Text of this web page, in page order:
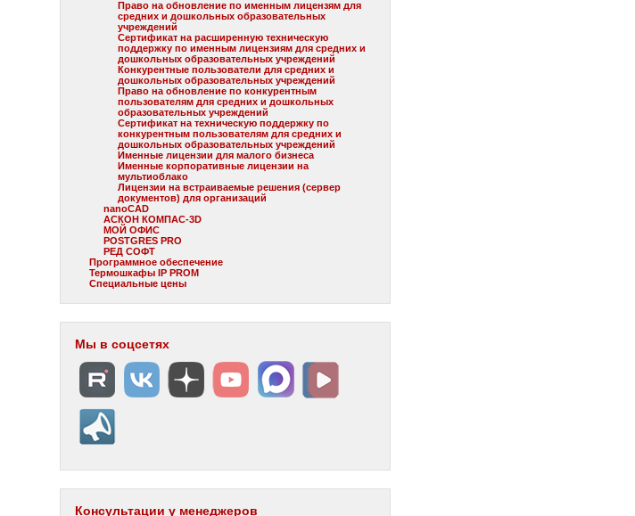
Право на обновление по именным лицензям для
средних и дошкольных образовательных
учреждений
Сертификат на расширенную техническую
поддержку по именным лицензиям для средних и
дошкольных образовательных учреждений
Конкурентные пользователи для средних и
дошкольных образовательных учреждений
Право на обновление по конкурентным
пользователям для средних и дошкольных
образовательных учреждений
Сертификат на техническую поддержку по
конкурентным пользователям для средних и
дошкольных образовательных учреждений
Именные лицензии для малого бизнеса
Именные корпоративные лицензии на
мультиоблако
Лицензии на встраиваемые решения (сервер
документов) для организаций
nanoCAD
АСКОН КОМПАС-3D
МОЙ ОФИС
POSTGRES PRO
РЕД СОФТ
Программное обеспечение
Термошкафы IP PROM
Специальные цены
Мы в соцсетях
Консультации у менеджеров